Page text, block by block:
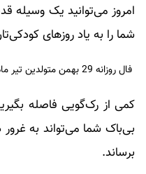
امروز می‌توانید یک وسیله
شما را به یاد روزهای
فال روزانه 29 بهمن متولدین تیر ماه
کمی از رک‌گویی فاصله
بی‌باک شما می‌تواند به
برساند.